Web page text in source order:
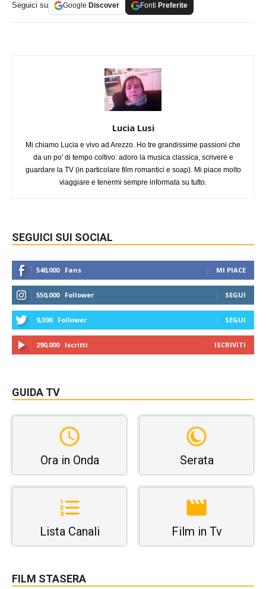
Seguici su Google Discover Fonti Preferite
Lucia Lusi
Mi chiamo Lucia e vivo ad Arezzo. Ho tre grandissime passioni che
da un po' di tempo coltivo: adoro la musica classica, scrivere e
guardare la TV (in particolare film romantici e soap). Mi piace molto
viaggiare e tenermi sempre informata su tutto.
SEGUICI SUI SOCIAL
540,000 Fans MI PIACE
550,000 Follower SEGUI
9,300 Follower SEGUI
290,000 Iscritti ISCRIVITI
GUIDA TV
Ora in Onda Serata
Lista Canali Film in Tv
FILM STASERA